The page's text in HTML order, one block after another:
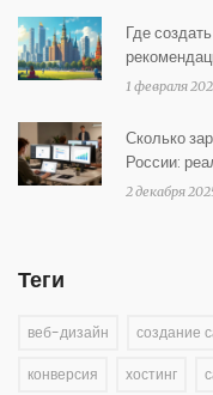
Где
1 февраля
Сколько
России:
2 декабря
Теги
веб-дизайн создание
конверсия хостинг